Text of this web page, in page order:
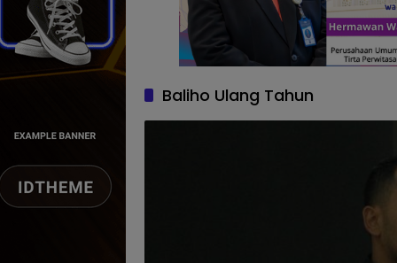
Baliho Ulang Tahun